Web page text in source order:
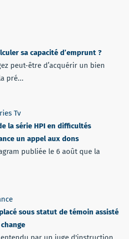
sa capacité d’emprunt ?
peut-être d’acquérir un bien
pré...
Tv
la série HPI en difficultés
un appel aux dons
publiée le 6 août que la
sous statut de témoin assisté